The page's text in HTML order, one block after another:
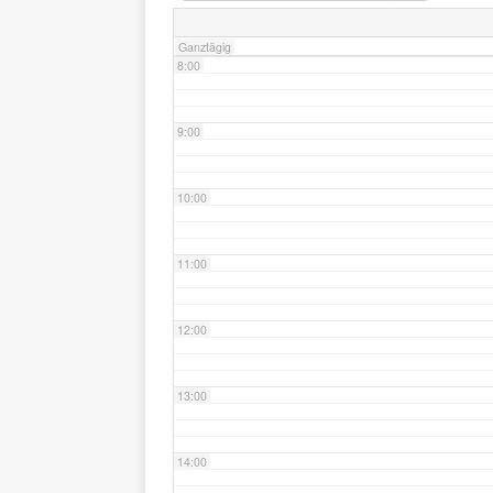
Ganztägig
8:00
9:00
10:00
11:00
12:00
13:00
14:00